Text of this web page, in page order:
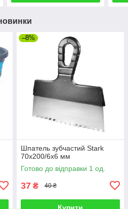
–8%
Шпатель зубчастий Stark
70х200/6х6 мм
Готово до відправки 1 од.
37 ₴ 40 ₴